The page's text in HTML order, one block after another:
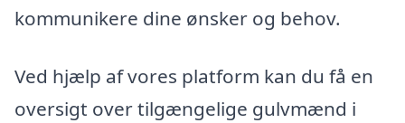
kommunikere dine ønsker og behov.
Ved hjælp af vores platform kan du få en
oversigt over tilgængelige gulvmænd i